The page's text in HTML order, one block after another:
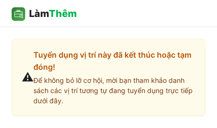
LàmThêm
⚠️
Tuyển dụng vị trí này đã kết thúc hoặc tạm
đóng!
Để không bỏ lỡ cơ hội, mời bạn tham khảo danh
sách các vị trí tương tự đang tuyển dụng trực tiếp
dưới đây.